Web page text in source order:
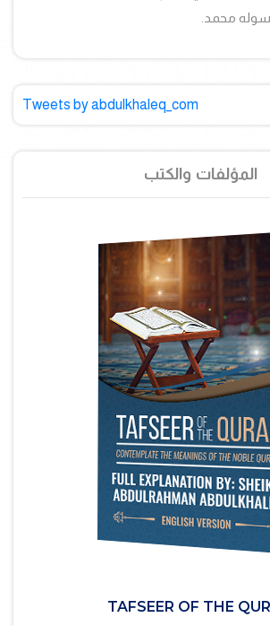
محمد.
Tweets by abdulkhaleq_com
المؤلفات والكتب
TAFSEER OF THE